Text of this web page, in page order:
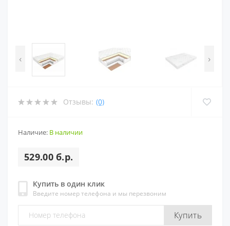
‹ ›
Отзывы: (0)
Наличие: В наличии
529.00 б.р.
Купить в один клик
Введите номер телефона и мы перезвоним
Купить